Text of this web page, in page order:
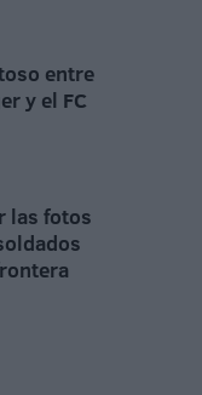
entre
y el FC
las fotos